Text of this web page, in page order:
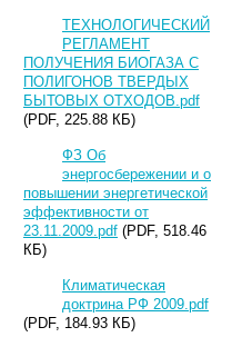
ТЕХНОЛОГИЧЕСКИЙ
РЕГЛАМЕНТ
ПОЛУЧЕНИЯ БИОГАЗА С
ПОЛИГОНОВ ТВЕРДЫХ
БЫТОВЫХ ОТХОДОВ.pdf
(PDF, 225.88 КБ)
ФЗ Об
энергосбережении и о
повышении энергетической
эффективности от
23.11.2009.pdf (PDF, 518.46
КБ)
Климатическая
доктрина РФ 2009.pdf
(PDF, 184.93 КБ)